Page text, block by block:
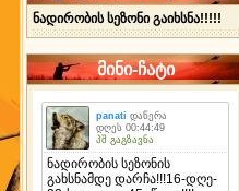
ნადირობის სეზონი გაიხსნა!!!!!
მინი-ჩატი